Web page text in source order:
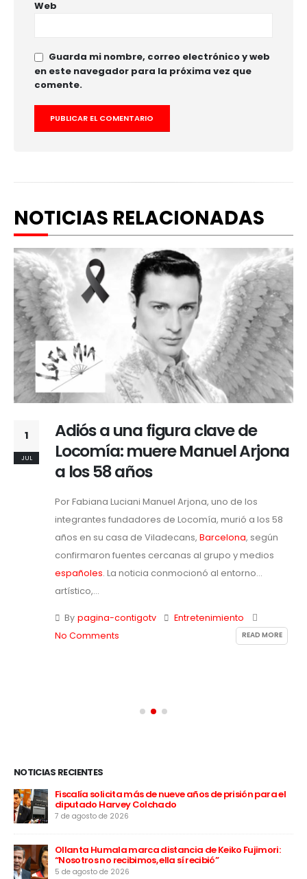
Web
Guarda mi nombre, correo electrónico y web
en este navegador para la próxima vez que
comente.
NOTICIAS RELACIONADAS
1
JUL
Adiós a una figura clave de
Locomía: muere Manuel Arjona
a los 58 años
Por Fabiana Luciani Manuel Arjona, uno de los
integrantes fundadores de Locomía, murió a los 58
años en su casa de Viladecans, Barcelona, según
confirmaron fuentes cercanas al grupo y medios
españoles. La noticia conmocionó al entorno
artístico,...
By pagina-contigotv
Entretenimiento
No Comments
READ MORE
NOTICIAS RECIENTES
Fiscalía solicita más de nueve años de prisión para el
diputado Harvey Colchado
7 de agosto de 2026
Ollanta Humala marca distancia de Keiko Fujimori:
“Nosotros no recibimos, ella sí recibió”
5 de agosto de 2026